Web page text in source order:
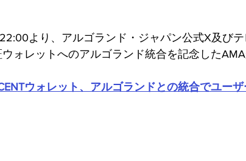
より、アルゴランド・ジャパン公式X及び
ォレットへのアルゴランド統合を記念したAMA
ウォレット、アルゴランドとの統合でユー